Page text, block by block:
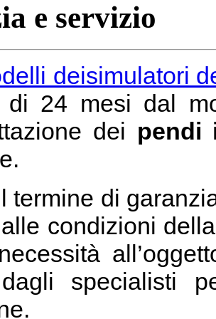
e servizio
deisimulatori
di 24 mesi dal
dei pendi
termine di
condizioni
specialisti